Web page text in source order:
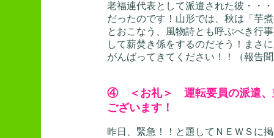
老福連代表として派遣された彼・・
だったのです！山形では、秋は「芋
とおこなう、風物詩とも呼ぶべき行
して薪焚き係をするのだそう！まさ
がんばってきてください！！（報告
④ ＜お礼＞ 運転要員の派遣、
ございます！
昨日、緊急！！と題してＮＥＷＳに